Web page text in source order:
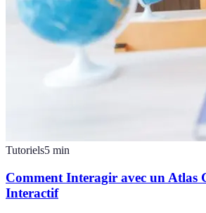
Tutoriels5 min
Comment Interagir avec un Atlas
Interactif